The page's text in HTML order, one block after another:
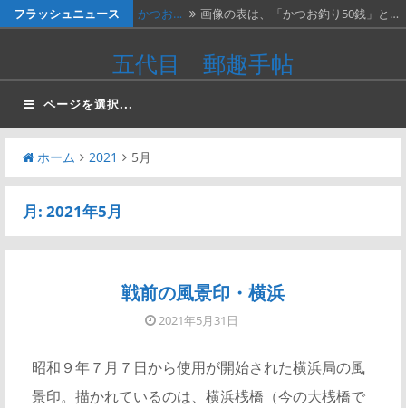
へ
キ
プ
フラッシュニュース かつお… 画像の表は、「かつお釣り50銭」と…
２週間無休で、やっと仕事が一段落。
…
ベトナ… 画像は、北ベトナムが1966年に発…
今日は…
例…
五代目 郵趣手帖
ページを選択...
ホーム 2021 5月
月: 2021年5月
戦前の風景印・横浜
2021年5月31日
昭和９年７月７日から使用が開始された横浜局の風
景印。描かれているのは、横浜桟橋（今の大桟橋で